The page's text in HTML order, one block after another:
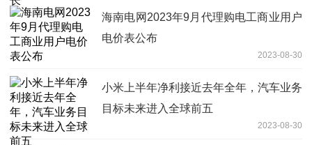
海南电网2023年9月代理购电工商业用户
电价表公布
2023-08-30
小米上半年净利接近去年全年，汽车业务
目标未来进入全球前五
2023-08-30